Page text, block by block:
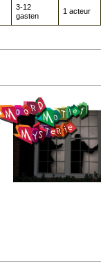
3-12
gasten
1 acteur